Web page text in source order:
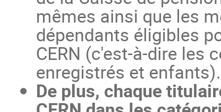
mêmes ainsi que les
dépendants éligibles
CERN (c'est-à-dire les
enregistrés et enfants).
De plus, chaque